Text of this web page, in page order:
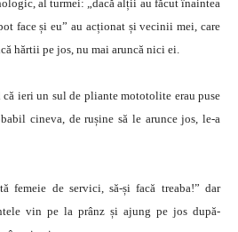
al turmei: „dacă alții au făcut înaintea
face și eu” au acționat și vecinii mei, care
hărtii pe jos, nu mai aruncă nici ei.
că ieri un sul de pliante mototolite erau puse
cineva, de rușine să le arunce jos, le-a
femeie de servici, să-și facă treaba!” dar
vin pe la prânz și ajung pe jos după-